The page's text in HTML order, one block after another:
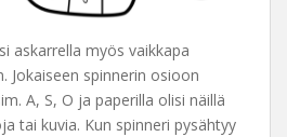
askarrella myös vaikkapa
Jokaiseen spinnerin osioon
A, S, O ja paperilla olisi näillä
tai kuvia. Kun spinneri pysähtyy